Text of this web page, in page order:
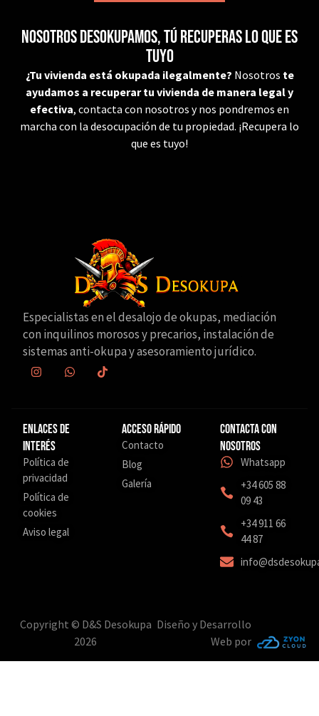
Nosotros desokupamos, tú recuperas lo que es
tuyo
¿Tu vivienda está okupada ilegalmente? Nosotros te
ayudamos a recuperar tu vivienda de manera legal y
efectiva, contacta con nosotros y nos pondremos en
marcha con la desocupación de tu propiedad. ¡Recupera lo
que es tuyo!
Especialistas en el desalojo de okupas, mediación
con inquilinos morosos y precarios, instalación de
sistemas anti-okupa y asesoramiento jurídico.
Enlaces de
interés
Política de
privacidad
Política de
cookies
Aviso legal
Acceso Rápido
Contacto
Blog
Galería
Contacta con
nosotros
Whatsapp
+34 605 88
09 43
‎+34 911 66
44 87
Copyright © D&S Desokupa
2026
Diseño y Desarrollo
Web por